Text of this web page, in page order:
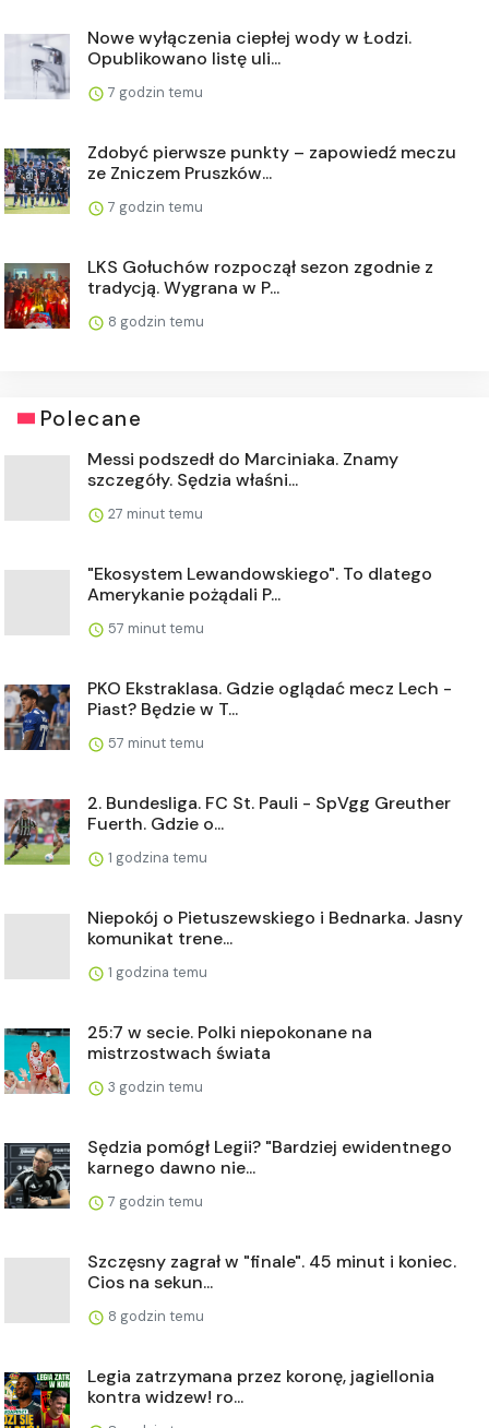
Nowe wyłączenia ciepłej wody w Łodzi.
Opublikowano listę uli...
7 godzin temu
Zdobyć pierwsze punkty – zapowiedź meczu
ze Zniczem Pruszków...
7 godzin temu
LKS Gołuchów rozpoczął sezon zgodnie z
tradycją. Wygrana w P...
8 godzin temu
Polecane
Messi podszedł do Marciniaka. Znamy
szczegóły. Sędzia właśni...
27 minut temu
"Ekosystem Lewandowskiego". To dlatego
Amerykanie pożądali P...
57 minut temu
PKO Ekstraklasa. Gdzie oglądać mecz Lech -
Piast? Będzie w T...
57 minut temu
2. Bundesliga. FC St. Pauli - SpVgg Greuther
Fuerth. Gdzie o...
1 godzina temu
Niepokój o Pietuszewskiego i Bednarka. Jasny
komunikat trene...
1 godzina temu
25:7 w secie. Polki niepokonane na
mistrzostwach świata
3 godzin temu
Sędzia pomógł Legii? "Bardziej ewidentnego
karnego dawno nie...
7 godzin temu
Szczęsny zagrał w "finale". 45 minut i koniec.
Cios na sekun...
8 godzin temu
Legia zatrzymana przez koronę, jagiellonia
kontra widzew! ro...